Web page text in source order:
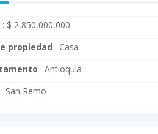
: $ 2,850,000,000
propiedad : Casa
:Antioquia
: San Remo